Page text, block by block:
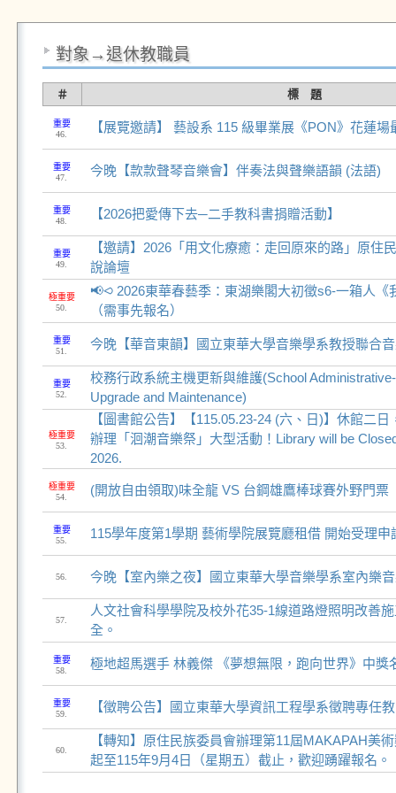
對象→退休教職員
＃ 標 題
重要
46.
【展覽邀請】 藝設系 115 級畢業展《PON》花蓮場
重要
47.
今晚【款款聲琴音樂會】伴奏法與聲樂語韻 (法語)
重要
48.
【2026把愛傳下去─二手教科書捐贈活動】
重要
49.
【邀請】2026「用文化療癒：走回原來的路」原住
說論壇
極重要
50.
📢⪦ 2026東華春藝季：東湖樂閣大初徵s6-一箱人《
（需事先報名）
重要
51.
今晚【華音東韻】國立東華大學音樂學系教授聯合
重要
52.
校務行政系統主機更新與維護(School
Upgrade and Maintenance)
極重要
53.
【圖書館公告】【115.05.23-24 (六、日)】休館二
辦理「洄潮音樂祭」大型活動！Library will be
2026.
極重要
54.
(開放自由領取)味全龍 VS 台鋼雄鷹棒球賽外野門票
重要
55.
115學年度第1學期 藝術學院展覽廳租借 開始受理申
56. 今晚【室內樂之夜】國立東華大學音樂學系室內樂
57.
人文社會科學學院及校外花35-1線道路燈照明改善
全。
重要
58.
極地超馬選手 林義傑 《夢想無限，跑向世界》中獎
重要
59.
【徵聘公告】國立東華大學資訊工程學系徵聘專任
60.
【轉知】原住民族委員會辦理第11屆MAKAPAH美
起至115年9月4日（星期五）截止，歡迎踴躍報名。